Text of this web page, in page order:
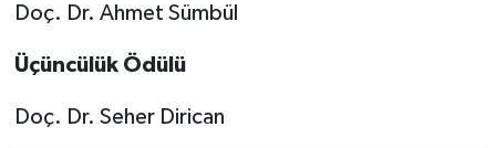
Doç. Dr. Ahmet Sümbül
Üçüncülük Ödülü
Doç. Dr. Seher Dirican